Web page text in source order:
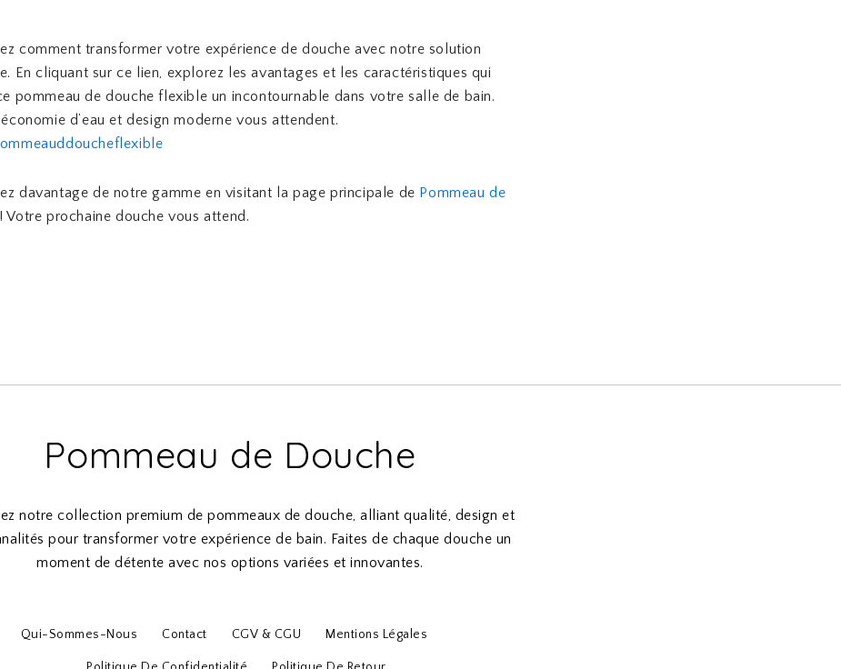
comment transformer votre expérience de douche avec notre solution
En cliquant sur ce lien, explorez les avantages et les caractéristiques qui
pommeau de douche flexible un incontournable dans votre salle de bain.
d’eau et design moderne vous attendent.
davantage de notre gamme en visitant la page principale de Pommeau de
! Votre prochaine douche vous attend.
Pommeau de Douche
notre collection premium de pommeaux de douche, alliant qualité, design et
pour transformer votre expérience de bain. Faites de chaque douche un
moment de détente avec nos options variées et innovantes.
Qui-Sommes-Nous Contact CGV & CGU Mentions Légales